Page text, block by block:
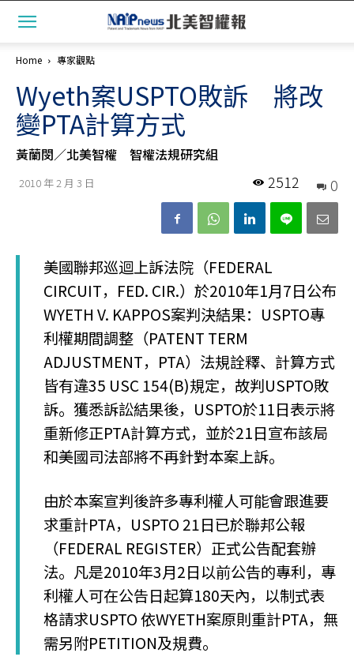
Home 專家觀點
Wyeth案USPTO敗訴 將改
變PTA計算方式
黃蘭閔／北美智權 智權法規研究組
2010 年 2 月 3 日 0
2512
美國聯邦巡迴上訴法院（FEDERAL
CIRCUIT，FED. CIR.）於2010年1月7日公布
WYETH V. KAPPOS案判決結果：USPTO專
利權期間調整（PATENT TERM
ADJUSTMENT，PTA）法規詮釋、計算方式
皆有違35 USC 154(B)規定，故判USPTO敗
訴。獲悉訴訟結果後，USPTO於11日表示將
重新修正PTA計算方式，並於21日宣布該局
和美國司法部將不再針對本案上訴。
由於本案宣判後許多專利權人可能會跟進要
求重計PTA，USPTO 21日已於聯邦公報
（FEDERAL REGISTER）正式公告配套辦
法。凡是2010年3月2日以前公告的專利，專
利權人可在公告日起算180天內，以制式表
格請求USPTO 依WYETH案原則重計PTA，無
需另附PETITION及規費。